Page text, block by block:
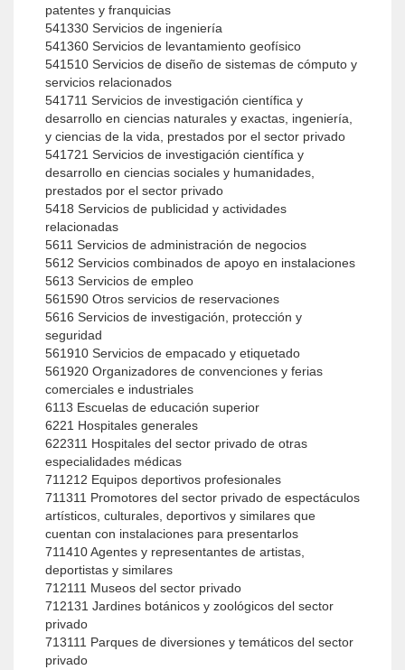
patentes y franquicias
541330 Servicios de ingeniería
541360 Servicios de levantamiento geofísico
541510 Servicios de diseño de sistemas de cómputo y
servicios relacionados
541711 Servicios de investigación científica y
desarrollo en ciencias naturales y exactas, ingeniería,
y ciencias de la vida, prestados por el sector privado
541721 Servicios de investigación científica y
desarrollo en ciencias sociales y humanidades,
prestados por el sector privado
5418 Servicios de publicidad y actividades
relacionadas
5611 Servicios de administración de negocios
5612 Servicios combinados de apoyo en instalaciones
5613 Servicios de empleo
561590 Otros servicios de reservaciones
5616 Servicios de investigación, protección y
seguridad
561910 Servicios de empacado y etiquetado
561920 Organizadores de convenciones y ferias
comerciales e industriales
6113 Escuelas de educación superior
6221 Hospitales generales
622311 Hospitales del sector privado de otras
especialidades médicas
711212 Equipos deportivos profesionales
711311 Promotores del sector privado de espectáculos
artísticos, culturales, deportivos y similares que
cuentan con instalaciones para presentarlos
711410 Agentes y representantes de artistas,
deportistas y similares
712111 Museos del sector privado
712131 Jardines botánicos y zoológicos del sector
privado
713111 Parques de diversiones y temáticos del sector
privado